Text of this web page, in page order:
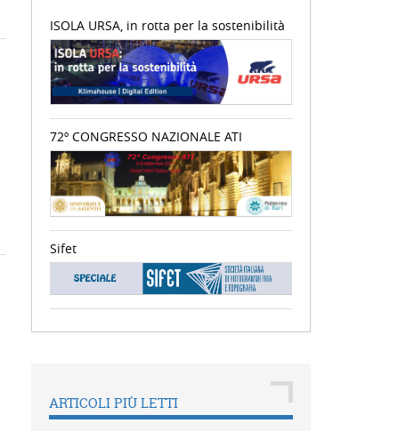
ISOLA URSA, in rotta per la sostenibilità
72º CONGRESSO NAZIONALE ATI
Sifet
ARTICOLI PIÙ LETTI